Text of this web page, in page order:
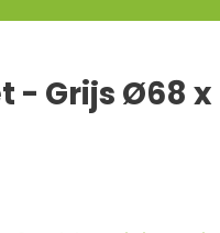
- Grijs Ø68 x